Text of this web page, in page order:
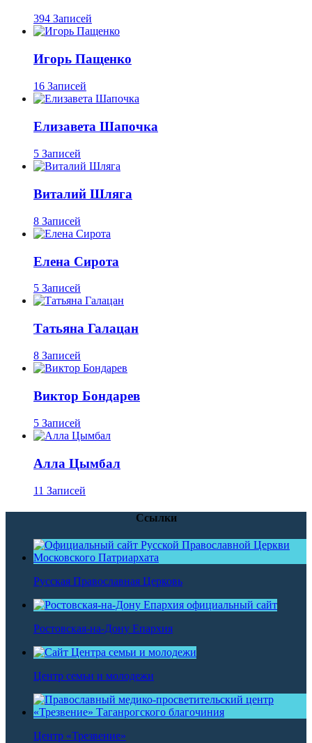
394 Записей
Игорь Пащенко
16 Записей
Елизавета Шапочка
5 Записей
Виталий Шляга
8 Записей
Елена Сирота
5 Записей
Татьяна Галацан
8 Записей
Виктор Бондарев
5 Записей
Алла Цымбал
11 Записей
Ссылки
Русская Православная Церковь
Ростовская-на-Дону Епархия
Центр семьи и молодежи
Центр «Трезвение»